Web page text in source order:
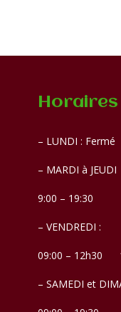
Horaires
– LUNDI : Fermé
– MARDI à JEUDI
9:00 – 19:30
– VENDREDI :
09:00 – 12h30
– SAMEDI et